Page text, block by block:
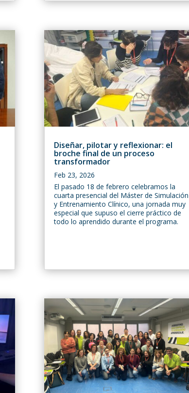
Diseñar, pilotar y reflexionar: el
broche final de un proceso
transformador
Feb 23, 2026
El pasado 18 de febrero celebramos la
cuarta presencial del Máster de Simulación
y Entrenamiento Clínico, una jornada muy
especial que supuso el cierre práctico de
todo lo aprendido durante el programa.